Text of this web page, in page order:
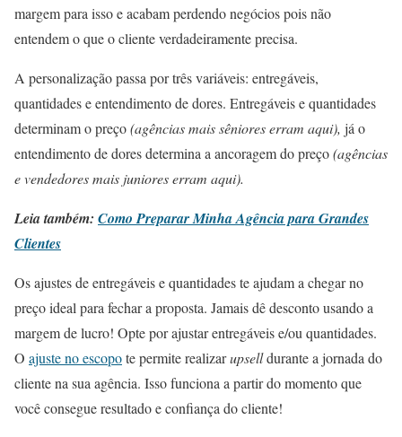
margem para isso e acabam perdendo negócios pois não
entendem o que o cliente verdadeiramente precisa.
A personalização passa por três variáveis: entregáveis,
quantidades e entendimento de dores. Entregáveis e quantidades
determinam o preço(agências mais sêniores erram aqui), já o
entendimento de dores determina a ancoragem do preço(agências
e vendedores mais juniores erram aqui).
Leia também: Como Preparar Minha Agência para Grandes
Clientes
Os ajustes de entregáveis e quantidades te ajudam a chegar no
preço ideal para fechar a proposta. Jamais dê desconto usando a
margem de lucro! Opte por ajustar entregáveis e/ou quantidades.
O ajuste no escopote permite realizarupselldurante a jornada do
cliente na sua agência. Isso funciona a partir do momento que
você consegue resultado e confiança do cliente!